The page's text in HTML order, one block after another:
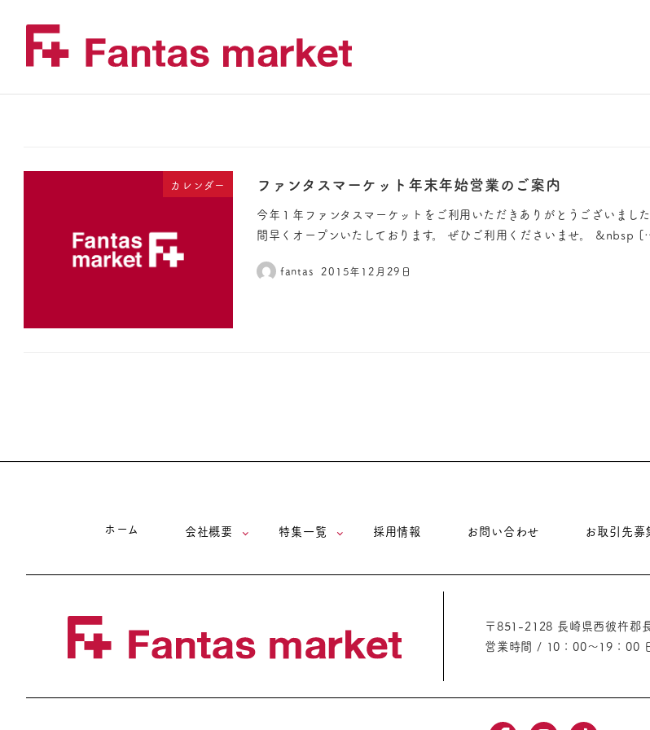
カレンダー ファンタスマーケット年末年始営業のご案内
今年１年ファンタスマーケットをご利用いただきありがとうございま
間早くオープンいたしております。 ぜひご利用くださいませ。 &nbsp
fantas 2015年12月29日
ホーム 会社概要 特集一覧 採用情報 お問い合わせ お取引先募
〒851-2128 長崎県西彼杵郡
営業時間 / 10：00～19：00